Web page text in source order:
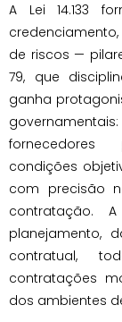
A Lei 14.133
de riscos —
79, que
ganha
fornecedores
condições
com precisão
contratação.
planejamento,
contratual,
contratações
dos ambientes